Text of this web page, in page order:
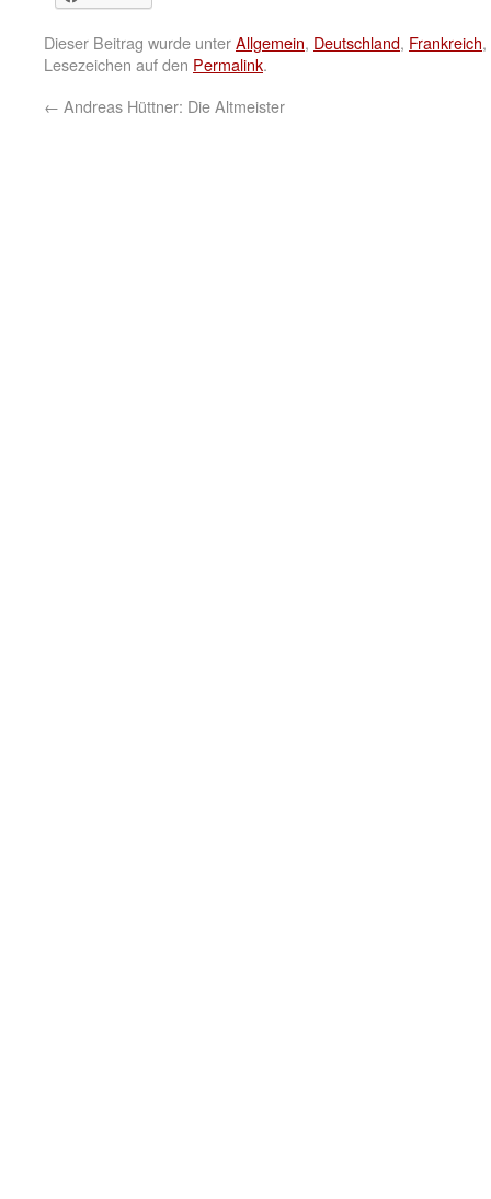
Dieser Beitrag wurde unterAllgemein, Deutschland, Frankreich,
Lesezeichen auf den Permalink.
← Andreas Hüttner: Die Altmeister